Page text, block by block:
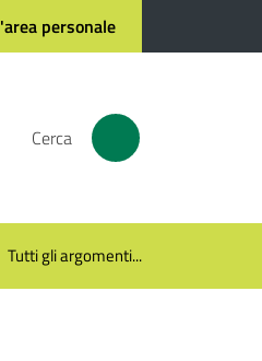
personale
Cerca
Tutti gli argomenti...